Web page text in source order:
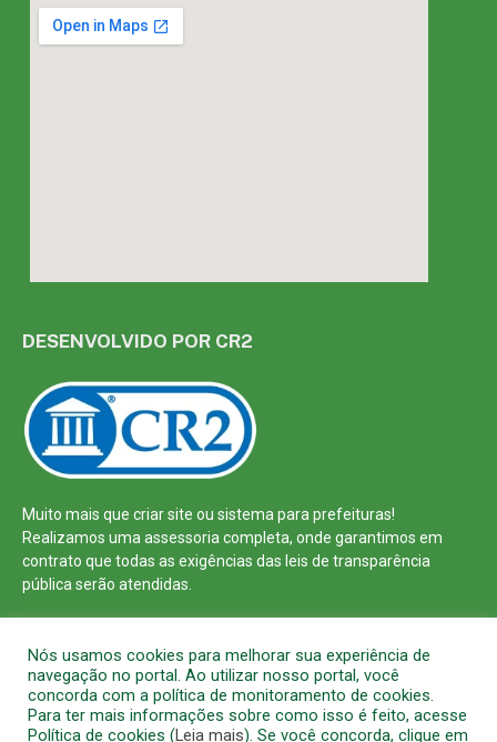
DESENVOLVIDO POR CR2
Muito mais que criar site ou sistema para prefeituras!
Realizamos uma assessoria completa, onde garantimos em
contrato que todas as exigências das leis de transparência
pública serão atendidas.
Nós usamos cookies para melhorar sua experiência de
navegação no portal. Ao utilizar nosso portal, você
concorda com a política de monitoramento de cookies.
Para ter mais informações sobre como isso é feito, acesse
Política de cookies (Leia mais). Se você concorda, clique em